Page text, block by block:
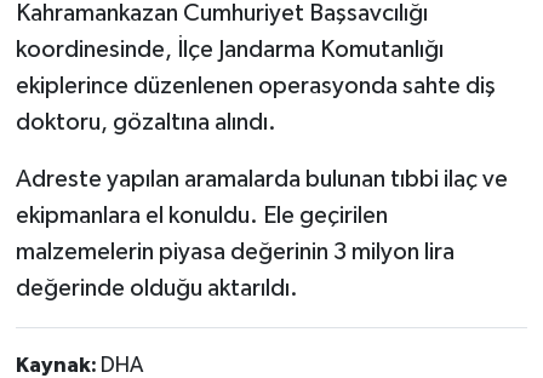
Kahramankazan Cumhuriyet Başsavcılığı
koordinesinde, İlçe Jandarma Komutanlığı
ekiplerince düzenlenen operasyonda sahte diş
doktoru, gözaltına alındı.
Adreste yapılan aramalarda bulunan tıbbi ilaç ve
ekipmanlara el konuldu. Ele geçirilen
malzemelerin piyasa değerinin 3 milyon lira
değerinde olduğu aktarıldı.
Kaynak: DHA